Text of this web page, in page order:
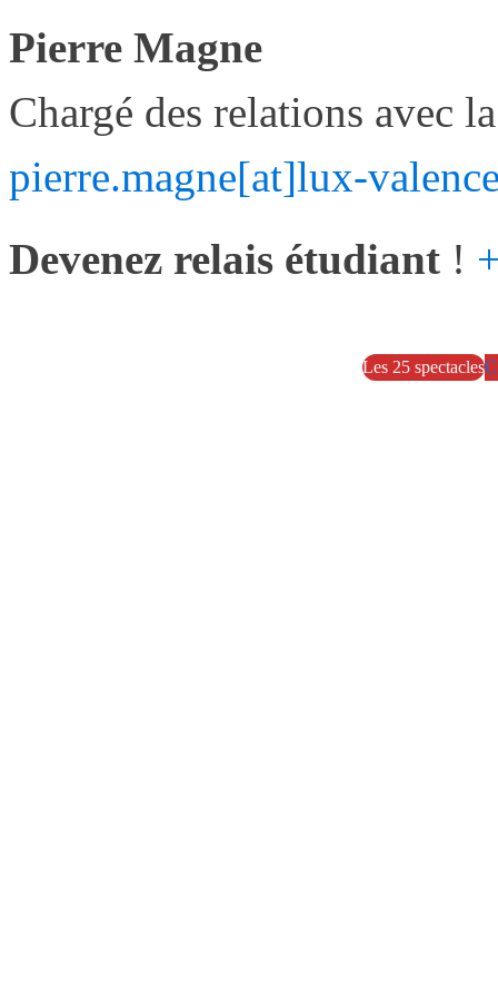
Pierre Magne
Chargé des relations avec
pierre.magne[at]lux-
Devenez relais étudiant !
Les 25 spectacles